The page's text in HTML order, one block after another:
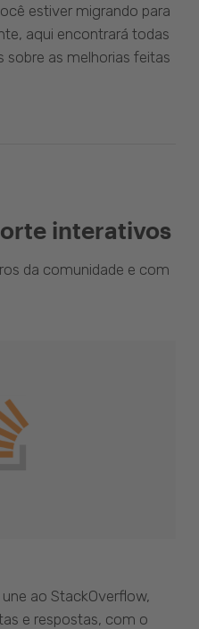
estiver migrando para
aqui encontrará todas
sobre as melhorias feitas
interativos
da comunidade e com
ao StackOverflow,
e respostas, com o